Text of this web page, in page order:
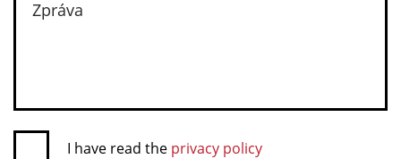
I have read the privacy policy